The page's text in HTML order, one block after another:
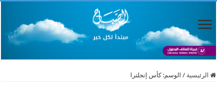
الرئيسية / الوسم:كأس إنجلترا